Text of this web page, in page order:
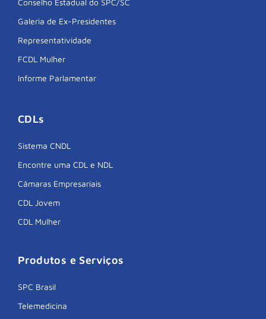
Conselho Estadual do SPC/SC
Galeria de Ex-Presidentes
Representatividade
FCDL Mulher
Informe Parlamentar
CDLs
Sistema CNDL
Encontre uma CDL e NDL
Câmaras Empresariais
CDL Jovem
CDL Mulher
Produtos e Serviços
SPC Brasil
Telemedicina